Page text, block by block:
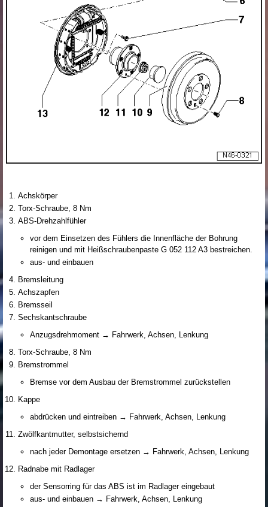
Achskörper
Torx-Schraube, 8 Nm
ABS-Drehzahlfühler
vor dem Einsetzen des Fühlers die Innenfläche der Bohrung
reinigen und mit Heißschraubenpaste G 052 112 A3 bestreichen.
aus- und einbauen
Bremsleitung
Achszapfen
Bremsseil
Sechskantschraube
Anzugsdrehmoment → Fahrwerk, Achsen, Lenkung
Torx-Schraube, 8 Nm
Bremstrommel
Bremse vor dem Ausbau der Bremstrommel zurückstellen
Kappe
abdrücken und eintreiben → Fahrwerk, Achsen, Lenkung
Zwölfkantmutter, selbstsichernd
nach jeder Demontage ersetzen → Fahrwerk, Achsen, Lenkung
Radnabe mit Radlager
der Sensorring für das ABS ist im Radlager eingebaut
aus- und einbauen → Fahrwerk, Achsen, Lenkung